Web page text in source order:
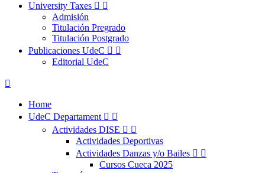
University Taxes  
Admisión
Titulación Pregrado
Titulación Postgrado
Publicaciones UdeC  
Editorial UdeC

Home
UdeC Departament  
Actividades DISE  
Actividades Deportivas
Actividades Danzas y/o Bailes  
Cursos Cueca 2025